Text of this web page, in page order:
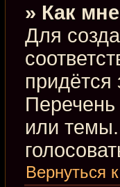
» Как
Для
придётся
или
Вернуться